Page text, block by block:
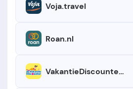
Voja.travel
Roan.nl
VakantieDiscounter.be